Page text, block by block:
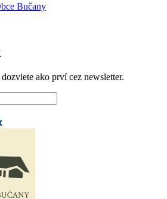
Bučany
ako prví cez newsletter.